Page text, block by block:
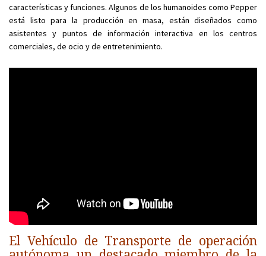
características y funciones. Algunos de los humanoides como Pepper
está listo para la producción en masa, están diseñados como
asistentes y puntos de información interactiva en los centros
comerciales, de ocio y de entretenimiento.
El Vehículo de Transporte de operación